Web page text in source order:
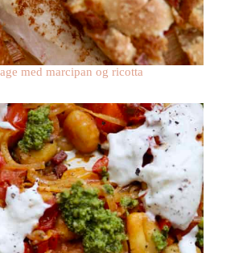
med marcipan og ricotta